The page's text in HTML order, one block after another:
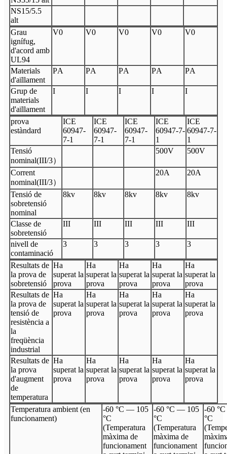
NS15/5.5
alt
Grau
ignífug,
d'acord amb
UL94
V0 V0 V0 V0 V0
Materials
d'aïllament
PA PA PA PA PA
Grup de
materials
d'aïllament
I I I I I
prova
estàndard
ICE
60947-
7-1
ICE
60947-
7-1
ICE
60947-
7-1
ICE
60947-7-
1
ICE
60947-7-
1
Tensió
nominal(III/3）
500V 500V
Corrent
nominal(III/3）
20A 20A
Tensió de
sobretensió
nominal
8kv 8kv 8kv 8kv 8kv
Classe de
sobretensió
III III III III III
nivell de
contaminació
3 3 3 3 3
Resultats de
la prova de
sobretensió
Ha
superat la
prova
Ha
superat la
prova
Ha
superat la
prova
Ha
superat la
prova
Ha
superat la
prova
Resultats de
la prova de
tensió de
resistència a
la
freqüència
industrial
Ha
superat la
prova
Ha
superat la
prova
Ha
superat la
prova
Ha
superat la
prova
Ha
superat la
prova
Resultats de
la prova
d'augment
de
temperatura
Ha
superat la
prova
Ha
superat la
prova
Ha
superat la
prova
Ha
superat la
prova
Ha
superat la
prova
Temperatura ambient (en
funcionament)
-60 °C — 105
°C
(Temperatura
màxima de
funcionament
-60 °C — 105
°C
(Temperatura
màxima de
funcionament
-60
°C